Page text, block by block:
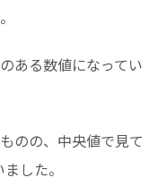
。
ある数値になってい
のの、中央値で見て
した。